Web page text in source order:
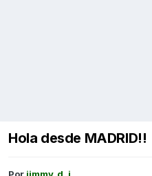
Hola desde MADRID!!